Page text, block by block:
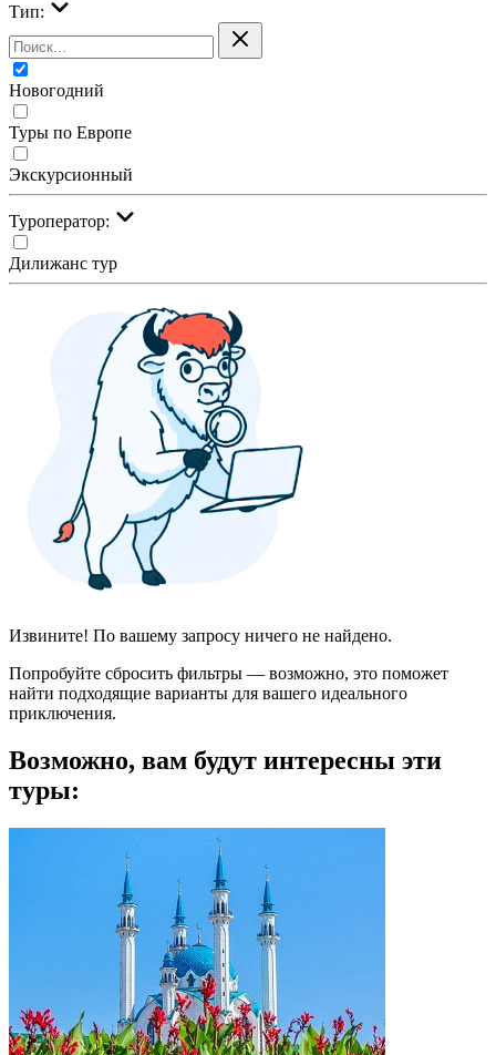
Тип:
Новогодний
Туры по Европе
Экскурсионный
Туроператор:
Дилижанс тур
Извините! По вашему запросу ничего не найдено.
Попробуйте сбросить фильтры — возможно, это поможет
найти подходящие варианты для вашего идеального
приключения.
Возможно, вам будут интересны эти
туры: